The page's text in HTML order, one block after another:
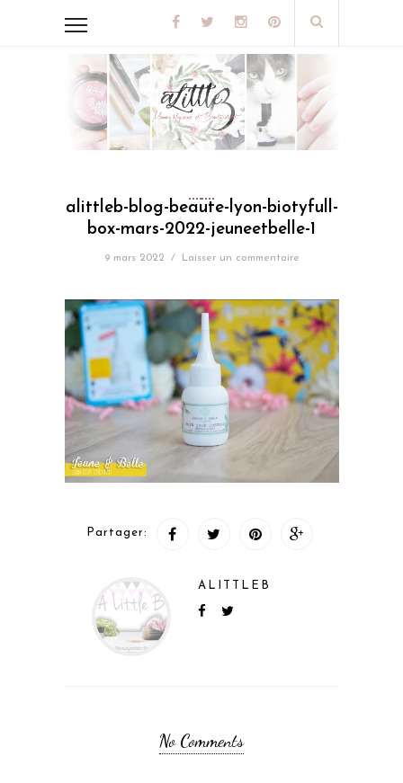
alittleb-blog-beaute-lyon-biotyfull-
box-mars-2022-jeuneetbelle-1
9 mars 2022 / Laisser un commentaire
Partager:
ALITTLEB
No Comments